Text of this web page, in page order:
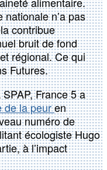
n’a pas
contribue
bruit de fond
régional. Ce qui
Futures.
France 5 a
de la peuren
numéro de
écologiste Hugo
à l’impact